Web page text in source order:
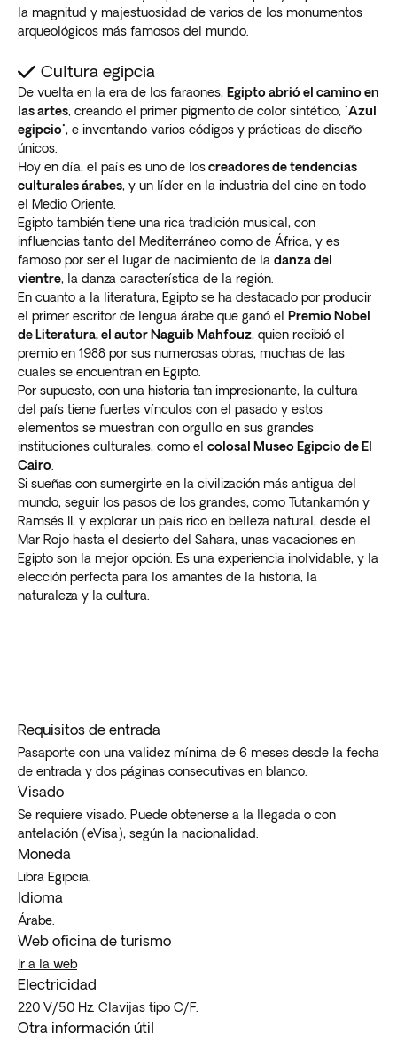
la magnitud y majestuosidad de varios de los monumentos
arqueológicos más famosos del mundo.
Cultura egipcia
De vuelta en la era de los faraones, Egipto abrió el camino en
las artes, creando el primer pigmento de color sintético, "Azul
egipcio", e inventando varios códigos y prácticas de diseño
únicos.
Hoy en día, el país es uno de loscreadores de tendencias
culturales árabes, y un líder en la industria del cine en todo
el Medio Oriente.
Egipto también tiene una rica tradición musical, con
influencias tanto del Mediterráneo como de África, y es
famoso por ser el lugar de nacimiento de la danza del
vientre, la danza característica de la región.
En cuanto a la literatura, Egipto se ha destacado por producir
el primer escritor de lengua árabe que ganó el
Premio Nobel
de Literatura, el autor Naguib Mahfouz, quien recibió el
premio en 1988 por sus numerosas obras, muchas de las
cuales se encuentran en Egipto.
Por supuesto, con una historia tan impresionante, la cultura
del país tiene fuertes vínculos con el pasado y estos
elementos se muestran con orgullo en sus grandes
instituciones culturales, como el colosal Museo Egipcio de El
Cairo
Si sueñas con sumergirte en la civilización más antigua del
mundo, seguir los pasos de los grandes, como Tutankamón y
Ramsés II, y explorar un país rico en belleza natural, desde el
Mar Rojo hasta el desierto del Sahara, unas vacaciones en
Egipto son la mejor opción. Es una experiencia inolvidable, y la
elección perfecta para los amantes de la historia, la
naturaleza y la cultura.
Requisitos de entrada
Pasaporte con una validez mínima de 6 meses desde la fecha
de entrada y dos páginas consecutivas en blanco.
Visado
Se requiere visado. Puede obtenerse a la llegada o con
antelación (eVisa), según la nacionalidad.
Moneda
Libra Egipcia.
Idioma
Árabe.
Web oficina de turismo
Ir a la web
Electricidad
220 V/50 Hz. Clavijas tipo C/F.
Otra información útil